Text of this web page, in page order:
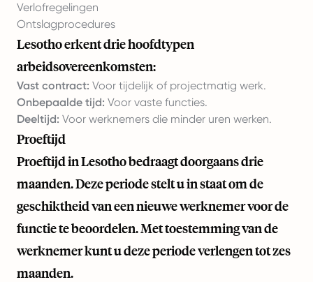
Verlofregelingen
Ontslagprocedures
Lesotho erkent drie hoofdtypen
arbeidsovereenkomsten:
Vast contract: Voor tijdelijk of projectmatig werk.
Onbepaalde tijd: Voor vaste functies.
Deeltijd: Voor werknemers die minder uren werken.
Proeftijd
Proeftijd in Lesotho bedraagt doorgaans drie
maanden. Deze periode stelt u in staat om de
geschiktheid van een nieuwe werknemer voor de
functie te beoordelen. Met toestemming van de
werknemer kunt u deze periode verlengen tot zes
maanden.